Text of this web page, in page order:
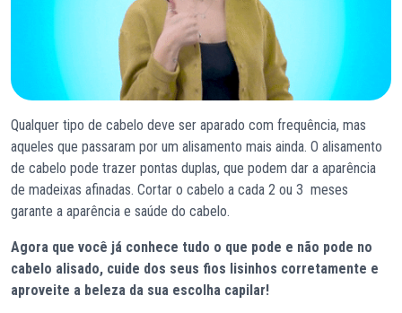
Qualquer tipo de cabelo deve ser aparado com frequência, mas
aqueles que passaram por um alisamento mais ainda. O alisamento
de cabelo pode trazer pontas duplas, que podem dar a aparência
de madeixas afinadas. Cortar o cabelo a cada 2 ou 3 meses
garante a aparência e saúde do cabelo.
Agora que você já conhece tudo o que pode e não pode no
cabelo alisado, cuide dos seus fios lisinhos corretamente e
aproveite a beleza da sua escolha capilar!